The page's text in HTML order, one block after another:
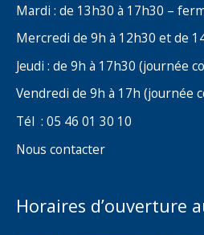
Mardi : de 13h30 à 17h30 –
Mercredi de 9h à 12h30 et de
Jeudi : de 9h à 17h30 (journée
Vendredi de 9h à 17h (journée
Tél : 05 46 01 30 10
Nous contacter
Horaires d’ouverture